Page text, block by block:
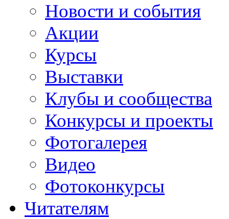
Новости и события
Акции
Курсы
Выставки
Клубы и сообщества
Конкурсы и проекты
Фотогалерея
Видео
Фотоконкурсы
Читателям